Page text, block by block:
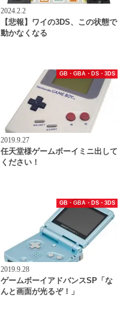
2024.2.2
【悲報】ワイの3DS、この状態で
動かなくなる
GB・GBA・DS・3DS
2019.9.27
任天堂様ゲームボーイミニ出して
ください！
GB・GBA・DS・3DS
2019.9.28
ゲームボーイアドバンスSP「な
んと画面が光るぞ！」